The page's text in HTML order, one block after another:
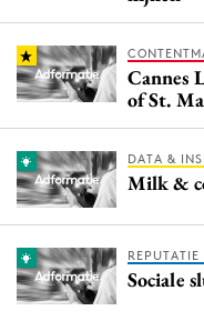
Cannes
of St.
DATA &
Milk &
Sociale